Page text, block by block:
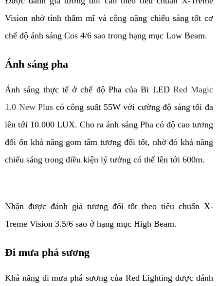
Vision nhờ tính thẩm mĩ và công năng chiếu sáng tốt cơ
chế độ ánh sáng Cos 4/6 sao trong hạng mục Low Beam.
Ánh sáng pha
Ánh sáng thực tế ở chế độ Pha của Bi LED Red Magic
1.0 New Plus có công suất 55W với cường độ sáng tối đa
lên tới 10.000 LUX. Cho ra ánh sáng Pha có độ cao tương
đối ổn khả năng gom tâm tương đối tốt, nhờ đó khả năng
chiếu sáng trong điều kiện lý tưởng có thể lên tới 600m.
Nhận được đánh giá tương đối tốt theo tiêu chuẩn X-
Treme Vision 3.5/6 sao ở hạng mục High Beam.
Đi mưa phá sương
Khả năng đi mưa phá sương của Red Lighting được đánh